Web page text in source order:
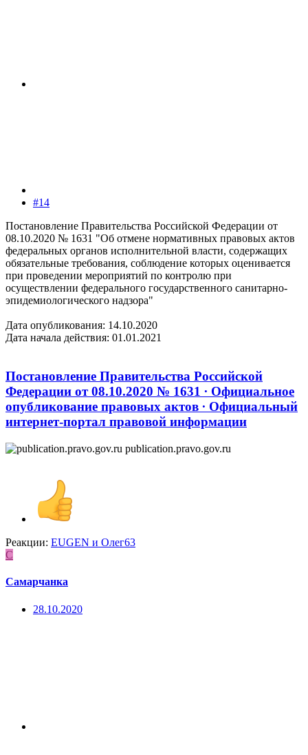
#14
Постановление Правительства Российской Федерации от
08.10.2020 № 1631 "Об отмене нормативных правовых актов
федеральных органов исполнительной власти, содержащих
обязательные требования, соблюдение которых оценивается
при проведении мероприятий по контролю при
осуществлении федерального государственного санитарно-
эпидемиологического надзора"
Дата опубликования: 14.10.2020
Дата начала действия: 01.01.2021
Постановление Правительства Российской
Федерации от 08.10.2020 № 1631 ∙ Официальное
опубликование правовых актов ∙ Официальный
интернет-портал правовой информации
publication.pravo.gov.ru
Реакции: EUGEN и Олег63
С
Самарчанка
28.10.2020